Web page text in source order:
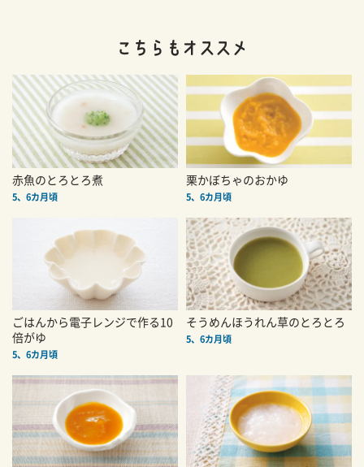
赤魚のとろとろ煮
5、6カ月頃
栗かぼちゃのおかゆ
5、6カ月頃
ごはんから電子レンジで作る10
倍がゆ
5、6カ月頃
そうめんほうれん草のとろとろ
5、6カ月頃